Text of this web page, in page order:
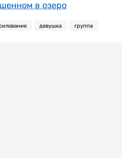
в озеро
девушка группа